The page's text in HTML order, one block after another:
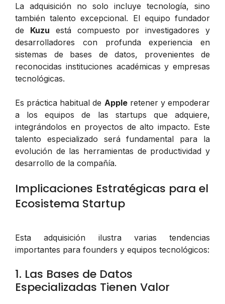
La adquisición no solo incluye tecnología, sino
también talento excepcional. El equipo fundador
de Kuzu está compuesto por investigadores y
desarrolladores con profunda experiencia en
sistemas de bases de datos, provenientes de
reconocidas instituciones académicas y empresas
tecnológicas.
Es práctica habitual de Appleretener y empoderar
a los equipos de las startups que adquiere,
integrándolos en proyectos de alto impacto. Este
talento especializado será fundamental para la
evolución de las herramientas de productividad y
desarrollo de la compañía.
Implicaciones Estratégicas para el
Ecosistema Startup
Esta adquisición ilustra varias tendencias
importantes para founders y equipos tecnológicos:
1. Las Bases de Datos
Especializadas Tienen Valor